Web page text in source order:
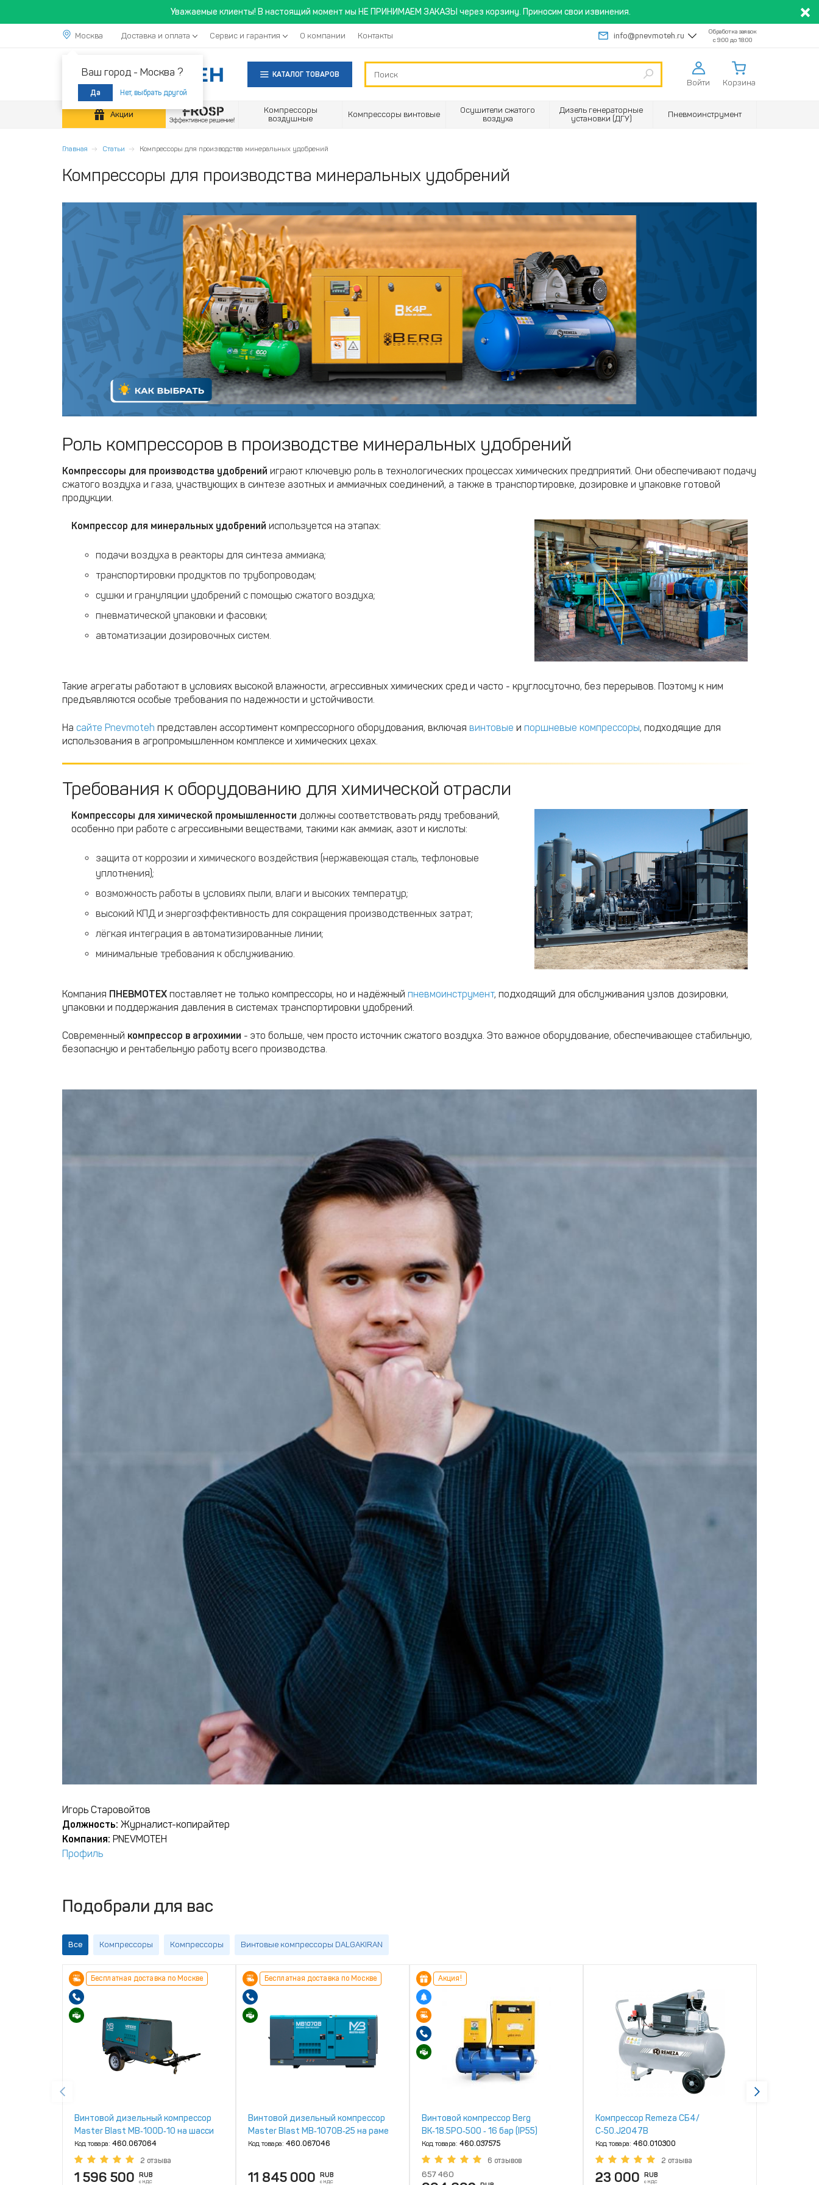
Уважаемые клиенты! В настоящий момент мы НЕ ПРИНИМАЕМ ЗАКАЗЫ через корзину. Приносим свои извинения.
Москва
Ваш город - Москва ?
Да Нет, выбрать другой
Доставка и оплата Сервис и гарантия О компании Контакты info@pnevmoteh.ru
Обработка заявок
с 9:00 до 18:00
КАТАЛОГ ТОВАРОВ
Войти Корзина
Акции
Компрессоры
воздушные
Компрессоры винтовые
Осушители сжатого
воздуха
Дизель генераторные
установки (ДГУ)
Пневмоинструмент
Главная Статьи Компрессоры для производства минеральных удобрений
Компрессоры для производства минеральных удобрений
Роль компрессоров в производстве минеральных удобрений
Компрессоры для производства удобрений играют ключевую роль в технологических процессах химических предприятий. Они обеспечивают подачу
сжатого воздуха и газа, участвующих в синтезе азотных и аммиачных соединений, а также в транспортировке, дозировке и упаковке готовой
продукции.
Компрессор для минеральных удобрений используется на этапах:
подачи воздуха в реакторы для синтеза аммиака;
транспортировки продуктов по трубопроводам;
сушки и грануляции удобрений с помощью сжатого воздуха;
пневматической упаковки и фасовки;
автоматизации дозировочных систем.
Такие агрегаты работают в условиях высокой влажности, агрессивных химических сред и часто - круглосуточно, без перерывов. Поэтому к ним
предъявляются особые требования по надежности и устойчивости.
На сайте Pnevmoteh представлен ассортимент компрессорного оборудования, включая винтовые и поршневые компрессоры, подходящие для
использования в агропромышленном комплексе и химических цехах.
Требования к оборудованию для химической отрасли
Компрессоры для химической промышленности должны соответствовать ряду требований,
особенно при работе с агрессивными веществами, такими как аммиак, азот и кислоты:
защита от коррозии и химического воздействия (нержавеющая сталь, тефлоновые
уплотнения);
возможность работы в условиях пыли, влаги и высоких температур;
высокий КПД и энергоэффективность для сокращения производственных затрат;
лёгкая интеграция в автоматизированные линии;
минимальные требования к обслуживанию.
Компания ПНЕВМОТЕХ поставляет не только компрессоры, но и надёжный пневмоинструмент, подходящий для обслуживания узлов дозировки,
упаковки и поддержания давления в системах транспортировки удобрений.
Современный компрессор в агрохимии - это больше, чем просто источник сжатого воздуха. Это важное оборудование, обеспечивающее стабильную,
безопасную и рентабельную работу всего производства.
Игорь Старовойтов
Должность: Журналист-копирайтер
Компания: PNEVMOTEH
Профиль
Подобрали для вас
Все Компрессоры Компрессоры Винтовые компрессоры DALGAKIRAN
Бесплатная доставка по Москве
Винтовой дизельный компрессор
Master Blast MB‑100D‑10 на шасси
Код товара: 460.067064
2 отзыва
1 596 500 RUB
с НДС
Бесплатная доставка по Москве
Винтовой дизельный компрессор
Master Blast MB‑1070B‑25 на раме
Код товара: 460.067046
11 845 000 RUB
с НДС
Акция!
Винтовой компрессор Berg
ВК‑18.5РО‑500 ‑ 16 бар (IP55)
Код товара: 460.037575
6 отзывов
657 460
Компрессор Remeza СБ4/
С‑50.J2047В
Код товара: 460.010300
2 отзыва
23 000 RUB
с НДС